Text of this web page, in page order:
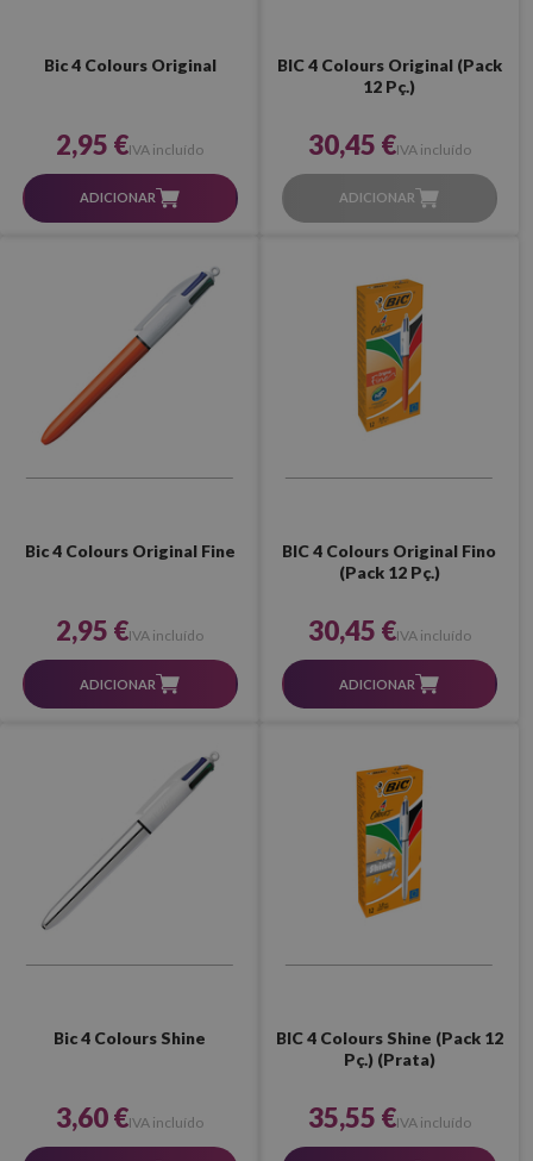
Bic 4 Colours Original
2,95 €IVA incluído
ADICIONAR
BIC 4 Colours Original (Pack
12 Pç.)
30,45 €IVA incluído
ADICIONAR
Bic 4 Colours Original Fine
2,95 €IVA incluído
ADICIONAR
BIC 4 Colours Original Fino
(Pack 12 Pç.)
30,45 €IVA incluído
ADICIONAR
Bic 4 Colours Shine
3,60 €IVA incluído
BIC 4 Colours Shine (Pack 12
Pç.) (Prata)
35,55 €IVA incluído